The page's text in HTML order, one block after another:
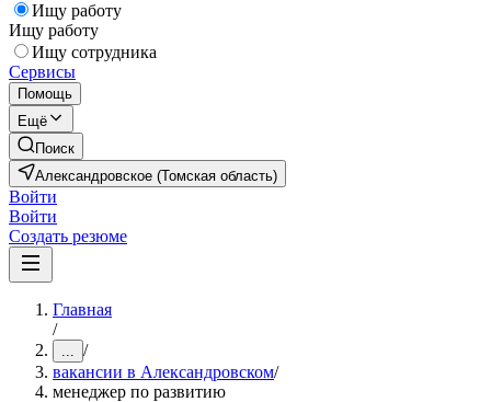
Ищу работу
Ищу работу
Ищу сотрудника
Сервисы
Помощь
Ещё
Поиск
Александровское (Томская область)
Войти
Войти
Создать резюме
Главная
/
... /
вакансии в Александровском/
менеджер по развитию